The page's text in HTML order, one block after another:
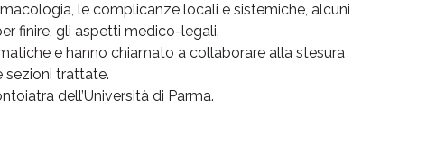
le complicanze locali e sistemiche, alcuni
finire, gli aspetti medico-legali.
e hanno chiamato a collaborare alla stesura
sezioni trattate.
dell’Università di Parma.